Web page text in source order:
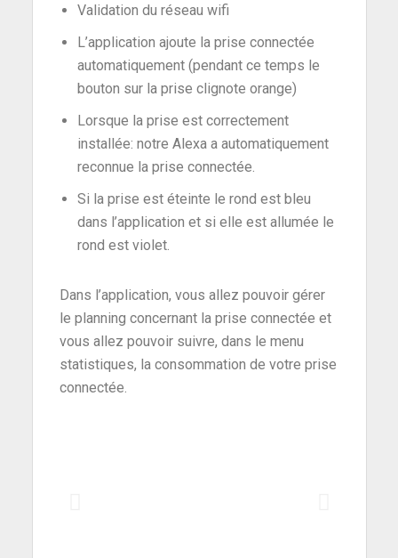
Validation du réseau wifi
L’application ajoute la prise connectée
automatiquement (pendant ce temps le
bouton sur la prise clignote orange)
Lorsque la prise est correctement
installée: notre Alexa a automatiquement
reconnue la prise connectée.
Si la prise est éteinte le rond est bleu
dans l’application et si elle est allumée le
rond est violet.
Dans l’application, vous allez pouvoir gérer
le planning concernant la prise connectée et
vous allez pouvoir suivre, dans le menu
statistiques, la consommation de votre prise
connectée.